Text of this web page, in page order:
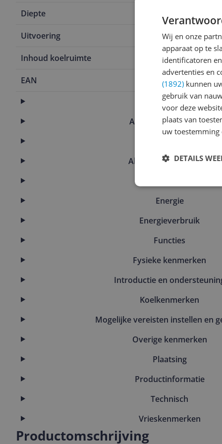
Diepte
Uitvoering
Inhoud koelruimte 230 l
EAN
Afmetingen
Afmetingen & inhoud
Algemene kenmerken
Energie
Energieverbruik
Functies
Fysieke kenmerken
Introductie en
Koelkenmerken
Mogelijke vereisten instellen en
Overige kenmerken
Plaatsing
Productinformatie
Technisch
Vrieskenmerken
Productomschrijving
Wij en onze
apparaat op te
identificatoren
advertenties en
(1892) kunnen
gebruik van
voor deze
plaats van
uw
DETAILS